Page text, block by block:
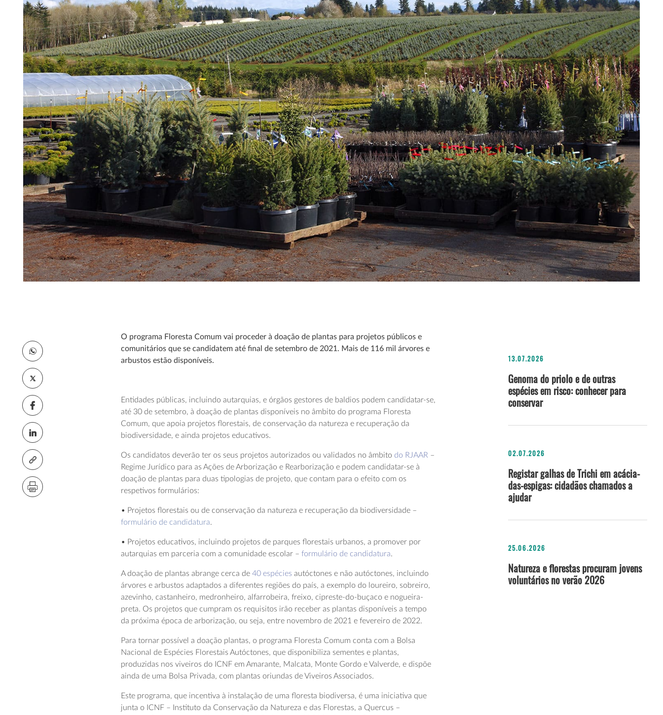
O programa Floresta Comum vai proceder à doação de plantas para projetos públicos e
comunitários que se candidatem até final de setembro de 2021. Mais de 116 mil árvores e
arbustos estão disponíveis.
Entidades públicas, incluindo autarquias, e órgãos gestores de baldios podem candidatar-se,
até 30 de setembro, à doação de plantas disponíveis no âmbito do programa Floresta
Comum, que apoia projetos florestais, de conservação da natureza e recuperação da
biodiversidade, e ainda projetos educativos.
Os candidatos deverão ter os seus projetos autorizados ou validados no âmbito do RJAAR –
Regime Jurídico para as Ações de Arborização e Rearborização e podem candidatar-se à
doação de plantas para duas tipologias de projeto, que contam para o efeito com os
respetivos formulários:
• Projetos florestais ou de conservação da natureza e recuperação da biodiversidade –
formulário de candidatura.
• Projetos educativos, incluindo projetos de parques florestais urbanos, a promover por
autarquias em parceria com a comunidade escolar –formulário de candidatura.
A doação de plantas abrange cerca de40 espécies autóctones e não autóctones, incluindo
árvores e arbustos adaptados a diferentes regiões do país, a exemplo do loureiro, sobreiro,
azevinho, castanheiro, medronheiro, alfarrobeira, freixo, cipreste-do-buçaco e nogueira-
preta. Os projetos que cumpram os requisitos irão receber as plantas disponíveis a tempo
da próxima época de arborização, ou seja, entre novembro de 2021 e fevereiro de 2022.
Para tornar possível a doação plantas, o programa Floresta Comum conta com a Bolsa
Nacional de Espécies Florestais Autóctones, que disponibiliza sementes e plantas,
produzidas nos viveiros do ICNF em Amarante, Malcata, Monte Gordo e Valverde, e dispõe
ainda de uma Bolsa Privada, com plantas oriundas de Viveiros Associados.
Este programa, que incentiva à instalação de uma floresta biodiversa, é uma iniciativa que
junta o ICNF – Instituto da Conservação da Natureza e das Florestas, a Quercus –
13.07.2026
Genoma do priolo e de outras
espécies em risco: conhecer para
conservar
02.07.2026
Registar galhas de Trichi em acácia-
das-espigas: cidadãos chamados a
ajudar
25.06.2026
Natureza e florestas procuram jovens
voluntários no verão 2026